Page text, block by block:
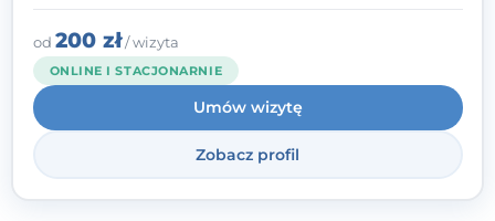
empatii i pokory. Dziś łączę doświadczenie
nauczycielki, psychologa, psychoterapeuty
i seksuologa tworząc bezpieczną
przestrzeń, w której można poczuć spokój i
wsparcie. Nie obiecuję łatwych rozwiązań -
ale mogę obiecać, że będę po Twojej
od 200 zł/ wizyta
ONLINE I STACJONARNIE
Umów wizytę
Zobacz profil